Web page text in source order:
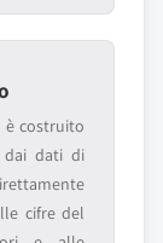
costruito
dai dati di
cifre del